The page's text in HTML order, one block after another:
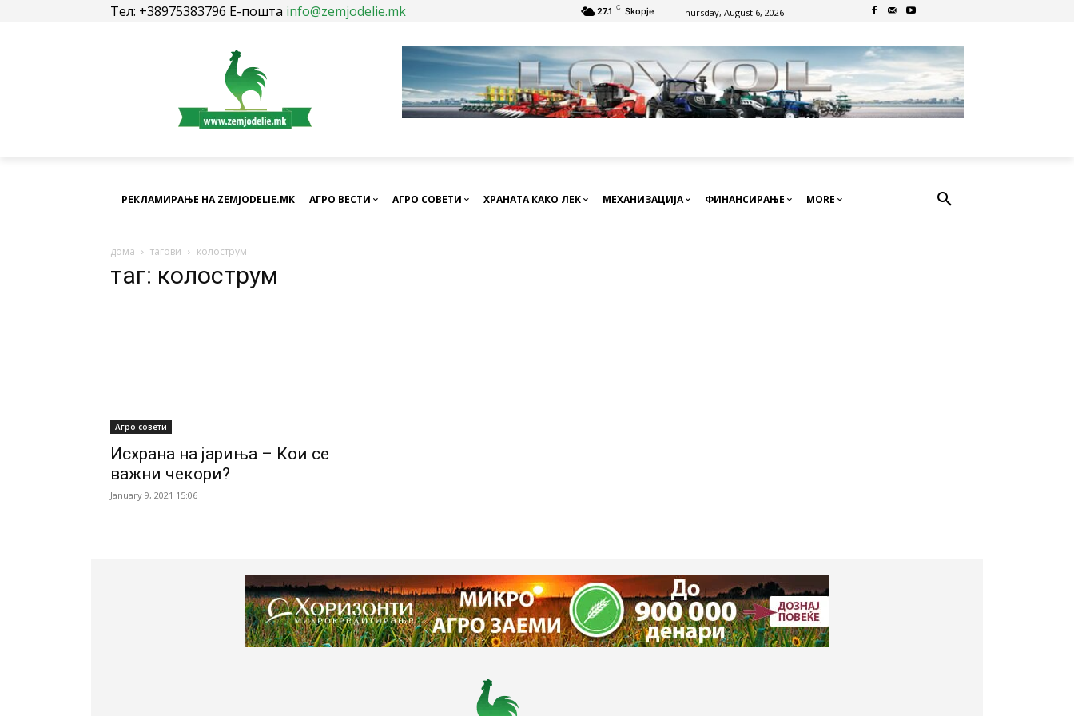
Тел: +38975383796 Е-пошта info@zemjodelie.mk 27.1 C Skopje Thursday, August 6, 2026
РЕКЛАМИРАЊЕ НА ZEMJODELIE.MK АГРО ВЕСТИ АГРО СОВЕТИ ХРАНАТА КАКО ЛЕК МЕХАНИЗАЦИЈА ФИНАНСИРАЊЕ MORE
дома тагови колострум
таг: колострум
Агро совети
Исхрана на јариња – Кои се
важни чекори?
January 9, 2021 15:06